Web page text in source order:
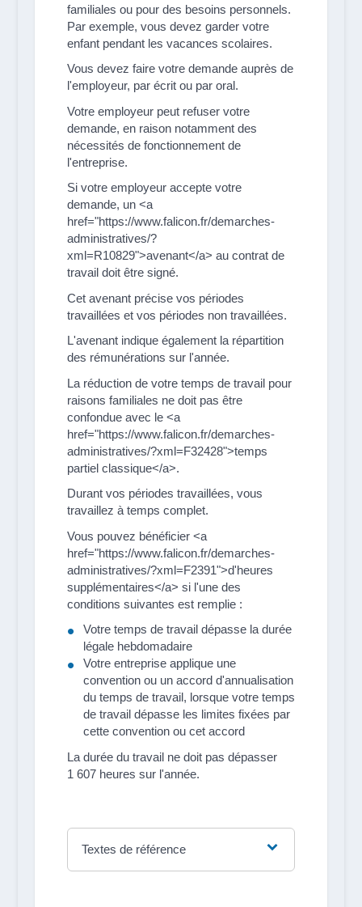
familiales ou pour des besoins personnels.
Par exemple, vous devez garder votre
enfant pendant les vacances scolaires.
Vous devez faire votre demande auprès de
l'employeur, par écrit ou par oral.
Votre employeur peut refuser votre
demande, en raison notamment des
nécessités de fonctionnement de
l'entreprise.
Si votre employeur accepte votre
demande, un <a
href="https://www.falicon.fr/demarches-
administratives/?
xml=R10829">avenant</a> au contrat de
travail doit être signé.
Cet avenant précise vos périodes
travaillées et vos périodes non travaillées.
L'avenant indique également la répartition
des rémunérations sur l'année.
La réduction de votre temps de travail pour
raisons familiales ne doit pas être
confondue avec le <a
href="https://www.falicon.fr/demarches-
administratives/?xml=F32428">temps
partiel classique</a>.
Durant vos périodes travaillées, vous
travaillez à temps complet.
Vous pouvez bénéficier <a
href="https://www.falicon.fr/demarches-
administratives/?xml=F2391">d'heures
supplémentaires</a> si l'une des
conditions suivantes est remplie :
Votre temps de travail dépasse la durée
légale hebdomadaire
Votre entreprise applique une
convention ou un accord d'annualisation
du temps de travail, lorsque votre temps
de travail dépasse les limites fixées par
cette convention ou cet accord
La durée du travail ne doit pas dépasser
1 607 heures sur l'année.
Textes de référence